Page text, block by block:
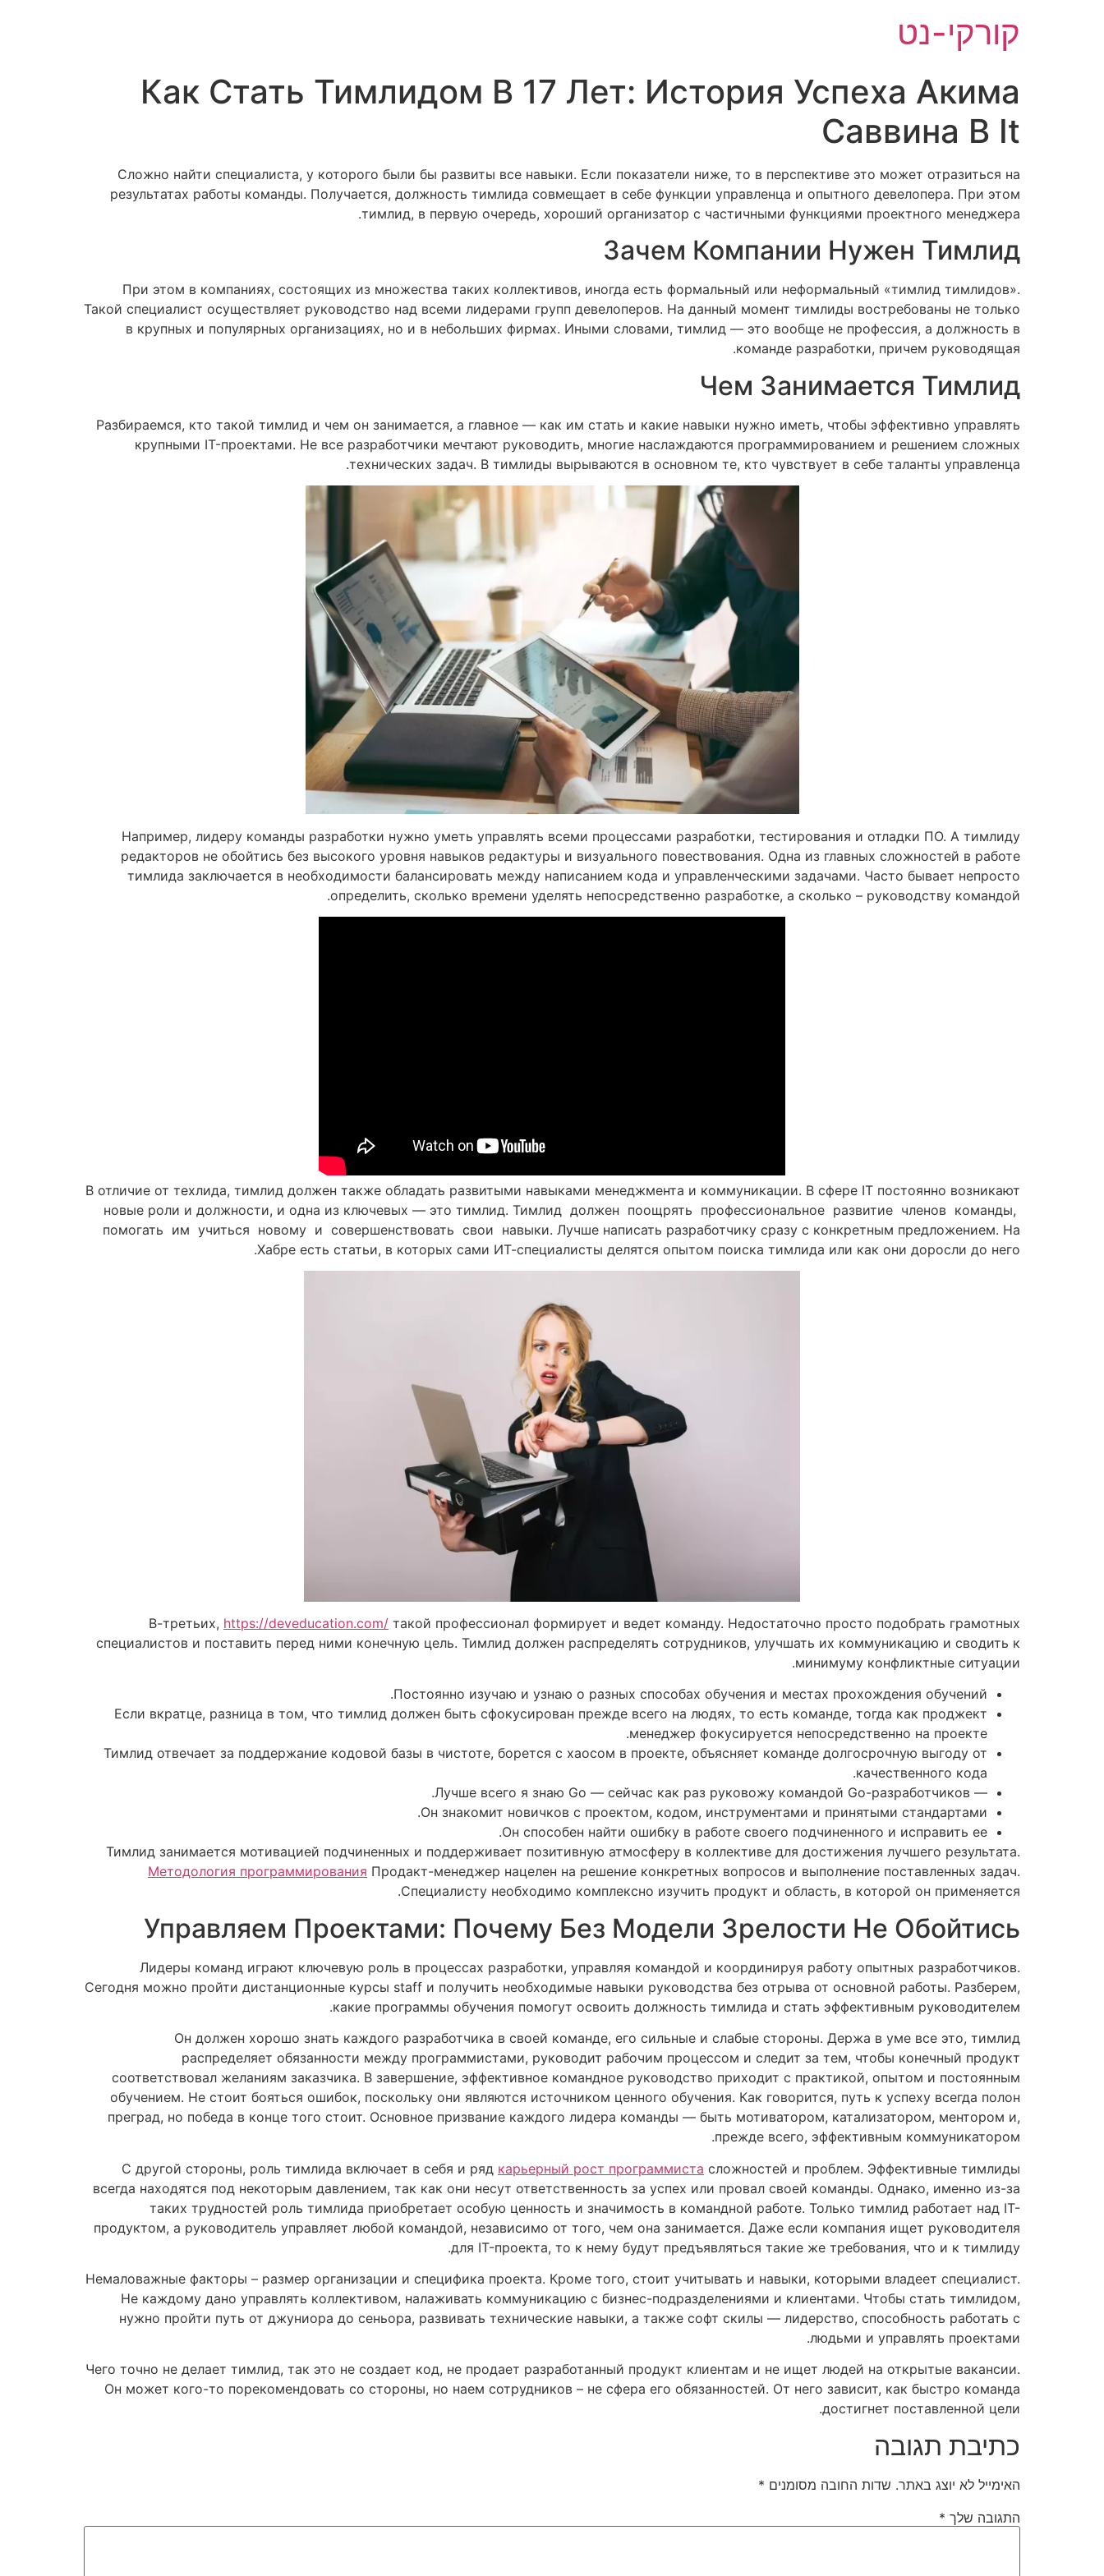
קורקי-נט
Как Стать Тимлидом В 17 Лет: История Успеха Акима
Саввина В It
Сложно найти специалиста, у которого были бы развиты все навыки. Если показатели ниже, то в перспективе это может отразиться на
результатах работы команды. Получается, должность тимлида совмещает в себе функции управленца и опытного девелопера. При этом
тимлид, в первую очередь, хороший организатор с частичными функциями проектного менеджера.
Зачем Компании Нужен Тимлид
При этом в компаниях, состоящих из множества таких коллективов, иногда есть формальный или неформальный «тимлид тимлидов».
Такой специалист осуществляет руководство над всеми лидерами групп девелоперов. На данный момент тимлиды востребованы не только
в крупных и популярных организациях, но и в небольших фирмах. Иными словами, тимлид — это вообще не профессия, а должность в
команде разработки, причем руководящая.
Чем Занимается Тимлид
Разбираемся, кто такой тимлид и чем он занимается, а главное — как им стать и какие навыки нужно иметь, чтобы эффективно управлять
крупными IT-проектами. Не все разработчики мечтают руководить, многие наслаждаются программированием и решением сложных
технических задач. В тимлиды вырываются в основном те, кто чувствует в себе таланты управленца.
Например, лидеру команды разработки нужно уметь управлять всеми процессами разработки, тестирования и отладки ПО. А тимлиду
редакторов не обойтись без высокого уровня навыков редактуры и визуального повествования. Одна из главных сложностей в работе
тимлида заключается в необходимости балансировать между написанием кода и управленческими задачами. Часто бывает непросто
определить, сколько времени уделять непосредственно разработке, а сколько – руководству командой.
В отличие от техлида, тимлид должен также обладать развитыми навыками менеджмента и коммуникации. В сфере IT постоянно возникают
новые роли и должности, и одна из ключевых — это тимлид. Тимлид должен поощрять профессиональное развитие членов команды,
помогать им учиться новому и совершенствовать свои навыки. Лучше написать разработчику сразу с конкретным предложением. На
Хабре есть статьи, в которых сами ИТ-специалисты делятся опытом поиска тимлида или как они доросли до него.
В-третьих, https://deveducation.com/ такой профессионал формирует и ведет команду. Недостаточно просто подобрать грамотных
специалистов и поставить перед ними конечную цель. Тимлид должен распределять сотрудников, улучшать их коммуникацию и сводить к
минимуму конфликтные ситуации.
Постоянно изучаю и узнаю о разных способах обучения и местах прохождения обучений.
Если вкратце, разница в том, что тимлид должен быть сфокусирован прежде всего на людях, то есть команде, тогда как проджект
менеджер фокусируется непосредственно на проекте.
Тимлид отвечает за поддержание кодовой базы в чистоте, борется с хаосом в проекте, объясняет команде долгосрочную выгоду от
качественного кода.
— Лучше всего я знаю Go — сейчас как раз руковожу командой Go-разработчиков.
Он знакомит новичков с проектом, кодом, инструментами и принятыми стандартами.
Он способен найти ошибку в работе своего подчиненного и исправить ее.
Тимлид занимается мотивацией подчиненных и поддерживает позитивную атмосферу в коллективе для достижения лучшего результата.
Методология программирования Продакт-менеджер нацелен на решение конкретных вопросов и выполнение поставленных задач.
Специалисту необходимо комплексно изучить продукт и область, в которой он применяется.
Управляем Проектами: Почему Без Модели Зрелости Не Обойтись
Лидеры команд играют ключевую роль в процессах разработки, управляя командой и координируя работу опытных разработчиков.
Сегодня можно пройти дистанционные курсы staff и получить необходимые навыки руководства без отрыва от основной работы. Разберем,
какие программы обучения помогут освоить должность тимлида и стать эффективным руководителем.
Он должен хорошо знать каждого разработчика в своей команде, его сильные и слабые стороны. Держа в уме все это, тимлид
распределяет обязанности между программистами, руководит рабочим процессом и следит за тем, чтобы конечный продукт
соответствовал желаниям заказчика. В завершение, эффективное командное руководство приходит с практикой, опытом и постоянным
обучением. Не стоит бояться ошибок, поскольку они являются источником ценного обучения. Как говорится, путь к успеху всегда полон
преград, но победа в конце того стоит. Основное призвание каждого лидера команды — быть мотиватором, катализатором, ментором и,
прежде всего, эффективным коммуникатором.
С другой стороны, роль тимлида включает в себя и ряд карьерный рост программиста сложностей и проблем. Эффективные тимлиды
всегда находятся под некоторым давлением, так как они несут ответственность за успех или провал своей команды. Однако, именно из-за
таких трудностей роль тимлида приобретает особую ценность и значимость в командной работе. Только тимлид работает над IT-
продуктом, а руководитель управляет любой командой, независимо от того, чем она занимается. Даже если компания ищет руководителя
для IT-проекта, то к нему будут предъявляться такие же требования, что и к тимлиду.
Немаловажные факторы – размер организации и специфика проекта. Кроме того, стоит учитывать и навыки, которыми владеет специалист.
Не каждому дано управлять коллективом, налаживать коммуникацию с бизнес-подразделениями и клиентами. Чтобы стать тимлидом,
нужно пройти путь от джуниора до сеньора, развивать технические навыки, а также софт скилы — лидерство, способность работать с
людьми и управлять проектами.
Чего точно не делает тимлид, так это не создает код, не продает разработанный продукт клиентам и не ищет людей на открытые вакансии.
Он может кого-то порекомендовать со стороны, но наем сотрудников – не сфера его обязанностей. От него зависит, как быстро команда
достигнет поставленной цели.
כתיבת תגובה
האימייל לא יוצג באתר. שדות החובה מסומנים *
התגובה שלך *